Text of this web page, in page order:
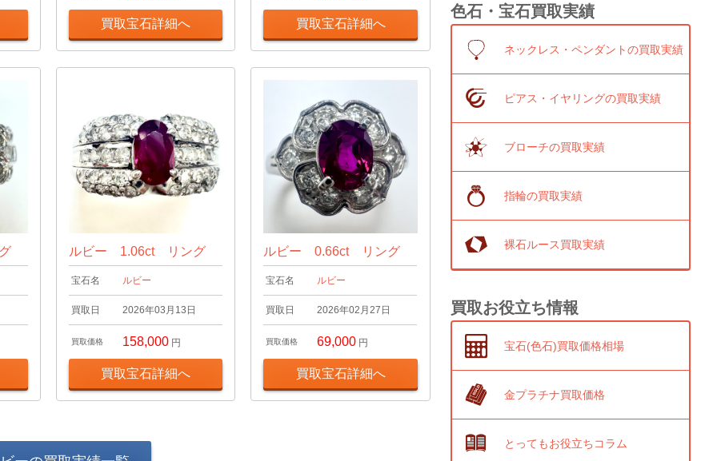
買取宝石詳細へ 買取宝石詳細へ
ルビー 1.06ct リング
宝石名 ルビー
買取日 2026年03月13日
買取価格 158,000 円
買取宝石詳細へ
ルビー 0.66ct リング
宝石名 ルビー
買取日 2026年02月27日
買取価格 69,000 円
買取宝石詳細へ
色石・宝石買取実績
ネックレス・ペンダントの買取実績
ピアス・イヤリングの買取実績
ブローチの買取実績
指輪の買取実績
裸石ルース買取実績
買取お役立ち情報
宝石(色石)買取価格相場
金プラチナ買取価格
とってもお役立ちコラム